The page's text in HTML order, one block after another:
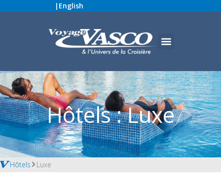
| English
Hôtels : Luxe
Hôtels Luxe